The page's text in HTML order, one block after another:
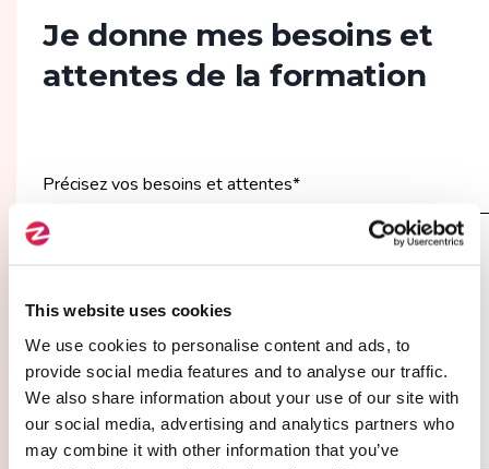
This website uses cookies
We use cookies to personalise content and ads, to
provide social media features and to analyse our traffic.
We also share information about your use of our site with
our social media, advertising and analytics partners who
may combine it with other information that you’ve
Je donne mes besoins et
attentes de la formation
Précisez vos besoins et attentes*